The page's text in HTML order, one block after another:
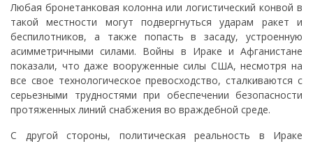
Любая бронетанковая колонна или логистический конвой в
такой местности могут подвергнуться ударам ракет и
беспилотников, а также попасть в засаду, устроенную
асимметричными силами. Войны в Ираке и Афганистане
показали, что даже вооруженные силы США, несмотря на
все свое технологическое превосходство, сталкиваются с
серьезными трудностями при обеспечении безопасности
протяженных линий снабжения во враждебной среде.
С другой стороны, политическая реальность в Ираке